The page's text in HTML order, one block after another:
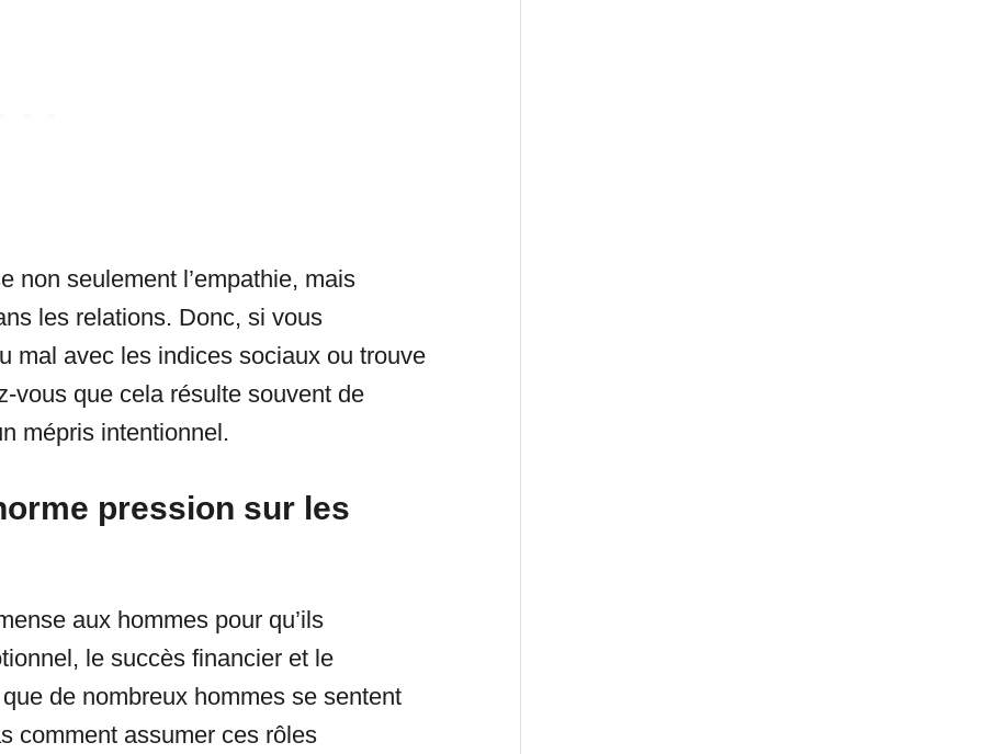
non seulement l’empathie, mais
les relations. Donc, si vous
mal avec les indices sociaux ou trouve
vous que cela résulte souvent de
mépris intentionnel.
pression sur les
aux hommes pour qu’ils
le succès financier et le
de nombreux hommes se sentent
comment assumer ces rôles